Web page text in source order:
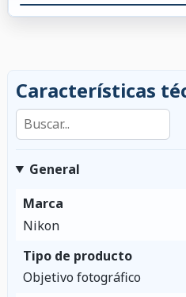
Características
Buscar en las características
General
Marca
Nikon
Tipo de producto
Objetivo fotográfico